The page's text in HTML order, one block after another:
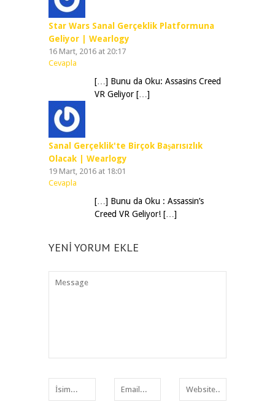
Star Wars Sanal Gerçeklik Platformuna
Geliyor | Wearlogy
16 Mart, 2016 at 20:17
Cevapla
[…] Bunu da Oku: Assasins Creed
VR Geliyor […]
Sanal Gerçeklik'te Birçok Başarısızlık
Olacak | Wearlogy
19 Mart, 2016 at 18:01
Cevapla
[…] Bunu da Oku : Assassin’s
Creed VR Geliyor! […]
YENI YORUM EKLE